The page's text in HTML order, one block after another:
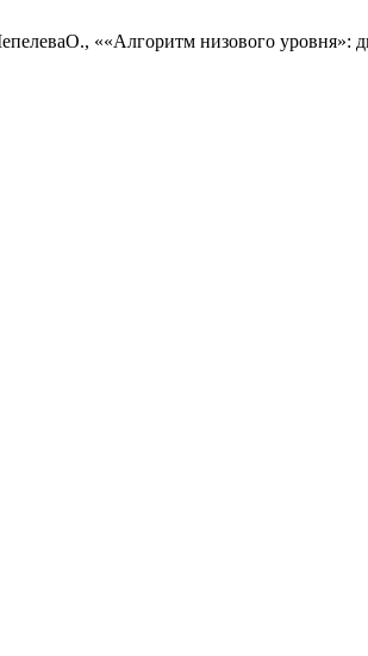
««Алгоритм низового уровня»: